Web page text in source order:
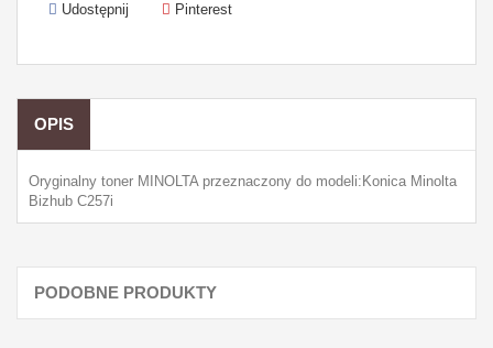
Udostępnij Pinterest
OPIS
Oryginalny toner MINOLTA przeznaczony do modeli:Konica Minolta
Bizhub C257i
PODOBNE PRODUKTY